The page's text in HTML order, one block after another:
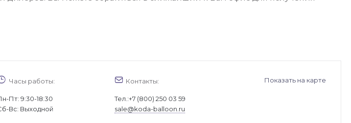
Часы работы:
Пт: 9:30-18:30
Вс: Выходной
Контакты:
Тел.:+7 (800) 250 03 59
sale@koda-balloon.ru
Показать на карте